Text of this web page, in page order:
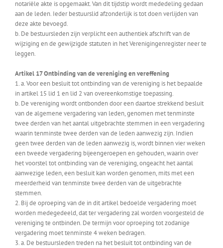
notariële akte is opgemaakt. Van dit tijdstip wordt mededeling gedaan
aan de leden. Ieder bestuurslid afzonderlijk is tot doen verlijden van
deze akte bevoegd.
b. De bestuursleden zijn verplicht een authentiek afschrift van de
wijziging en de gewijzigde statuten in het Verenigingenregister neer te
leggen.
Artikel 17 Ontbinding van de vereniging en vereffening
1. a. Voor een besluit tot ontbinding van de vereniging is het bepaalde
in artikel 15 lid 1 en lid 2 van overeenkomstige toepassing.
b. De vereniging wordt ontbonden door een daartoe strekkend besluit
van de algemene vergadering van leden, genomen met tenminste
twee derden van het aantal uitgebrachte stemmen in een vergadering
waarin tenminste twee derden van de leden aanwezig zijn. Indien
geen twee derden van de leden aanwezig is, wordt binnen vier weken
een tweede vergadering bijeengeroepen en gehouden, waarin over
het voorstel tot ontbinding van de vereniging, ongeacht het aantal
aanwezige leden, een besluit kan worden genomen, mits met een
meerderheid van tenminste twee derden van de uitgebrachte
stemmen.
2. Bij de oproeping van de in dit artikel bedoelde vergadering moet
worden medegedeeld, dat ter vergadering zal worden voorgesteld de
vereniging te ontbinden. De termijn voor oproeping tot zodanige
vergadering moet tenminste 4 weken bedragen.
3. a. De bestuursleden treden na het besluit tot ontbinding van de